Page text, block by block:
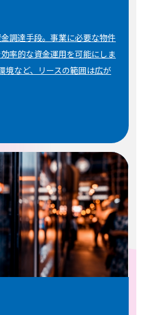
調達手段。事業に必要な物件
率的な資金運用を可能にしま
境など、リースの範囲は広が